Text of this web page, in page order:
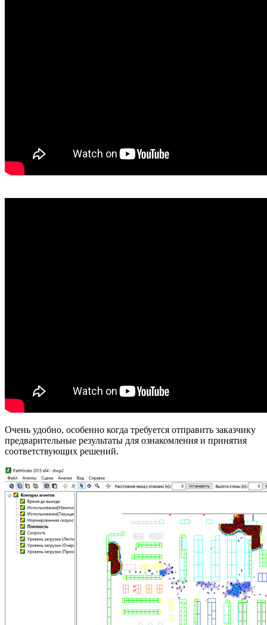
Очень удобно, особенно когда требуется отправить заказчику
предварительные результаты для ознакомления и принятия
соответствующих решений.